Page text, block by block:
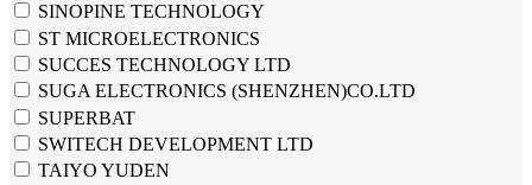
SINOPINE TECHNOLOGY
ST MICROELECTRONICS
SUCCES TECHNOLOGY LTD
SUGA ELECTRONICS (SHENZHEN)CO.LTD
SUPERBAT
SWITECH DEVELOPMENT LTD
TAIYO YUDEN